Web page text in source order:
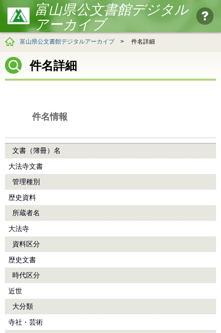
富山県公文書館デジタル
アーカイブ
富山県公文書館デジタルアーカイブ > 件名詳細
件名詳細
件名情報
文書（簿冊）名
大法寺文書
管理種別
歴史資料
所蔵者名
大法寺
資料区分
歴史文書
時代区分
近世
大分類
寺社・芸術